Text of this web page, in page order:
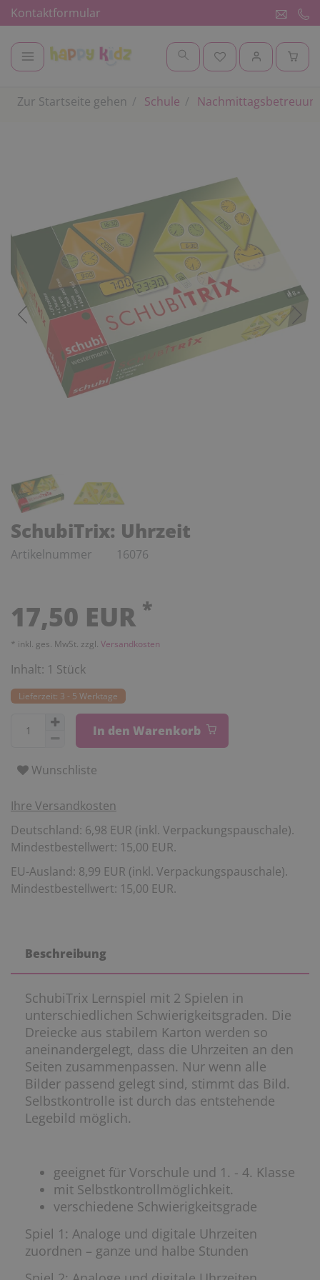
Kontaktformular
Zur Startseite gehen Schule
SchubiTrix: Uhrzeit
Artikelnummer 16076
17,50 EUR *
* inkl. ges. MwSt. zzgl. Versandkosten
Inhalt: 1 Stück
Lieferzeit: 3 - 5 Werktage
In den Warenkorb
Wunschliste
Ihre Versandkosten
Deutschland: 6,98 EUR (inkl. Verpackungspauschale).
Mindestbestellwert: 15,00 EUR.
EU-Ausland: 8,99 EUR (inkl. Verpackungspauschale).
Mindestbestellwert: 15,00 EUR.
Beschreibung
SchubiTrix Lernspiel mit 2 Spielen in
unterschiedlichen Schwierigkeitsgraden. Die
Dreiecke aus stabilem Karton werden so
aneinandergelegt, dass die Uhrzeiten an den
Seiten zusammenpassen. Nur wenn alle
Bilder passend gelegt sind, stimmt das Bild.
Selbstkontrolle ist durch das entstehende
Legebild möglich.
geeignet für Vorschule und 1. - 4. Klasse
mit Selbstkontrollmöglichkeit.
verschiedene Schwierigkeitsgrade
Spiel 1: Analoge und digitale Uhrzeiten
zuordnen – ganze und halbe Stunden